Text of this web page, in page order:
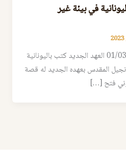
في بيئة غير
د.جوزيف زيتون 01/03/2020 العهد الجديد كتب باليونانية
المقدس بعهده الجديد له قصة
فتح […]